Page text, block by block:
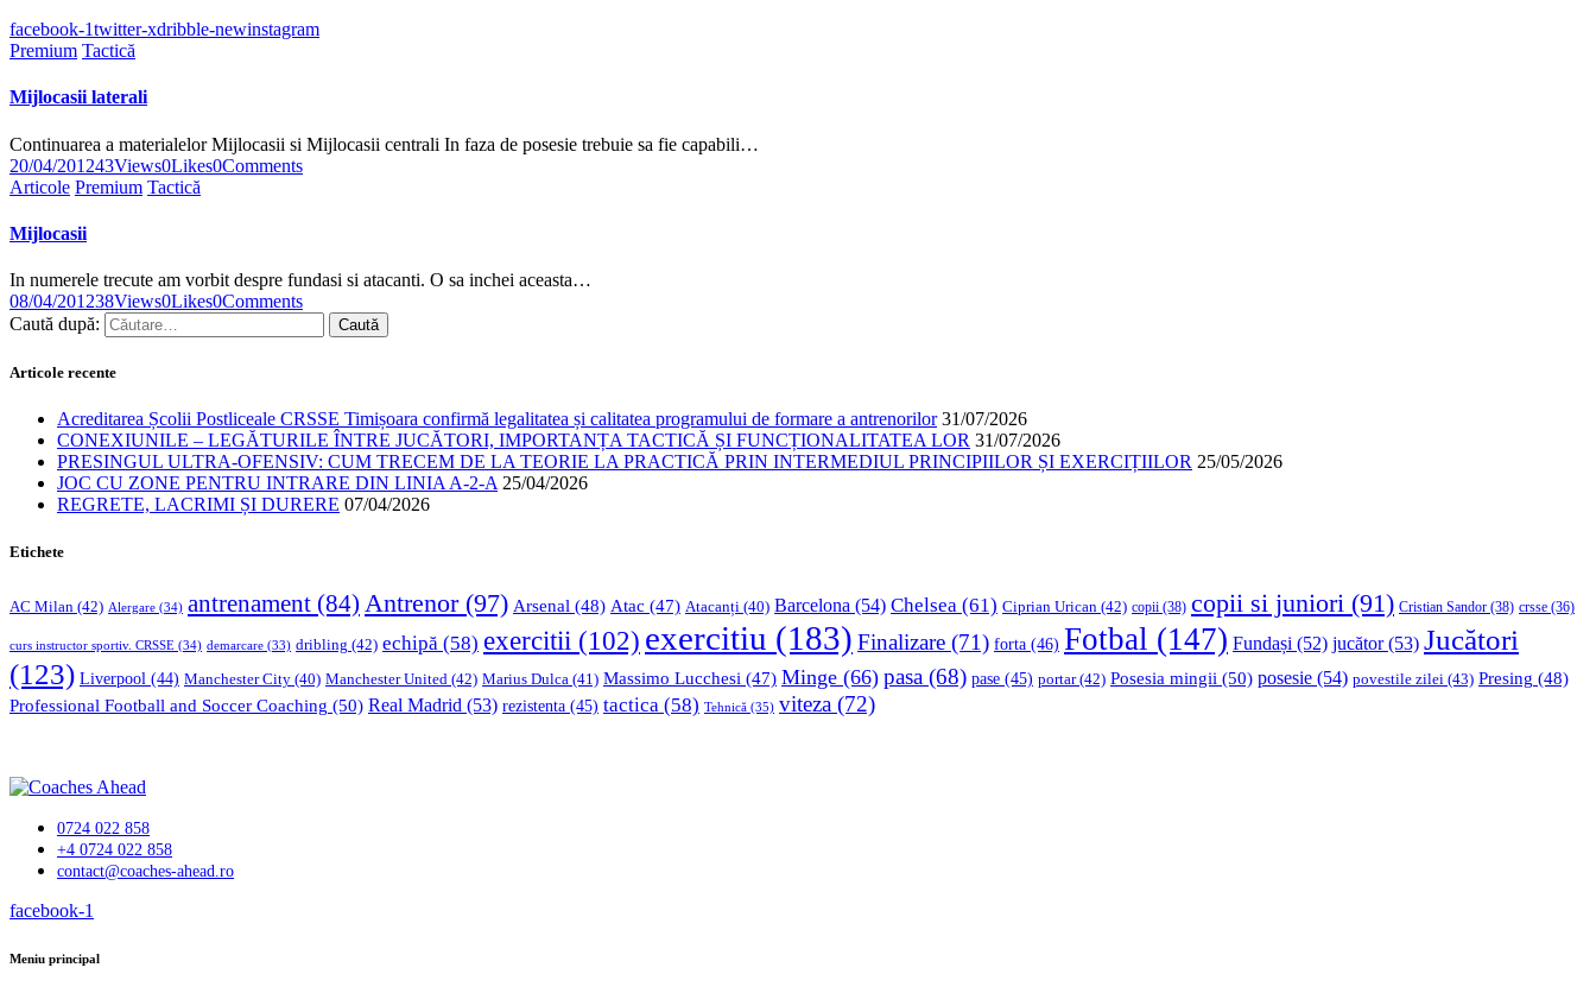
facebook-1twitter-xdribble-newinstagram
Premium Tactică
Mijlocasii laterali
Continuarea a materialelor Mijlocasii si Mijlocasii centrali In faza de posesie trebuie sa fie capabili…
20/04/201243Views0Likes0Comments
Articole Premium Tactică
Mijlocasii
In numerele trecute am vorbit despre fundasi si atacanti. O sa inchei aceasta…
08/04/201238Views0Likes0Comments
Caută după:
Articole recente
Acreditarea Școlii Postliceale CRSSE Timișoara confirmă legalitatea și calitatea programului de formare a antrenorilor 31/07/2026
CONEXIUNILE – LEGĂTURILE ÎNTRE JUCĂTORI, IMPORTANȚA TACTICĂ ȘI FUNCȚIONALITATEA LOR 31/07/2026
PRESINGUL ULTRA-OFENSIV: CUM TRECEM DE LA TEORIE LA PRACTICĂ PRIN INTERMEDIUL PRINCIPIILOR ȘI EXERCIȚIILOR 25/05/2026
JOC CU ZONE PENTRU INTRARE DIN LINIA A-2-A 25/04/2026
REGRETE, LACRIMI ȘI DURERE 07/04/2026
Etichete
AC Milan (42) Alergare (34) antrenament (84) Antrenor(97) Arsenal (48) Atac (47) Atacanți (40) Barcelona (54) Chelsea (61) Ciprian Urican (42) copii (38) copii si juniori (91) Cristian Sandor (38) crsse (36)
curs instructor sportiv. CRSSE (34) demarcare (33) dribling (42) echipă (58) exercitii (102) exercitiu (183) Finalizare (71) forta (46) Fotbal (147) Fundași (52) jucător(53) Jucători
(123) Liverpool (44) Manchester City (40) Manchester United (42) Marius Dulca (41) Massimo Lucchesi (47) Minge (66) pasa (68) pase (45) portar(42) Posesia mingii (50) posesie (54) povestile zilei (43) Presing (48)
Professional Football and Soccer Coaching (50) Real Madrid (53) rezistenta (45) tactica (58) Tehnică (35) viteza (72)
0724 022 858
+4 0724 022 858
contact@coaches-ahead.ro
facebook-1
Meniu principal